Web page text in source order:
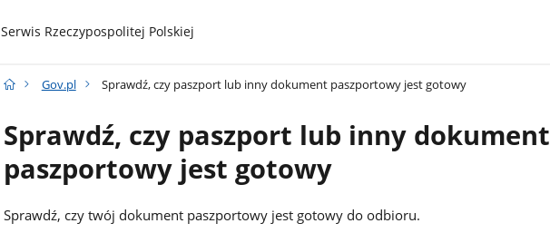
gov.pl
Serwis Rzeczypospolitej Polskiej
Gov.pl Sprawdź, czy paszport lub inny dokument paszportowy jest gotowy
Sprawdź, czy paszport lub inny dokument
paszportowy jest gotowy
Sprawdź, czy twój dokument paszportowy jest gotowy do odbioru.